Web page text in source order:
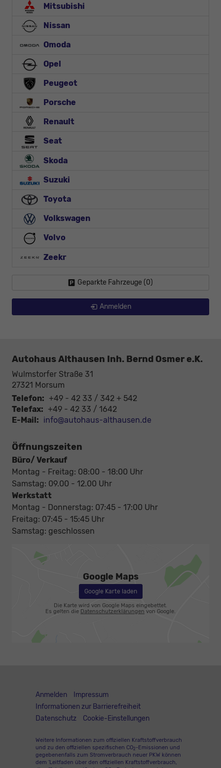
Mitsubishi
Nissan
Omoda
Opel
Peugeot
Porsche
Renault
Seat
Skoda
Suzuki
Toyota
Volkswagen
Volvo
Zeekr
Geparkte Fahrzeuge (0)
Anmelden
Autohaus Althausen Inh. Bernd Osmer e.K.
Wulmstorfer Straße 31
27321 Morsum
Telefon: +49 - 42 33 / 342 + 542
Telefax: +49 - 42 33 / 1642
E-Mail: info@autohaus-althausen.de
Öffnungszeiten
Büro/ Verkauf
Montag - Freitag: 08:00 - 18:00 Uhr
Samstag: 09.00 - 12.00 Uhr
Werkstatt
Montag - Donnerstag: 07:45 - 17:00 Uhr
Freitag: 07:45 - 15:45 Uhr
Samstag: geschlossen
Google Maps
Google Karte laden
Die Karte wird von Google Maps eingebettet.
Es gelten die Datenschutzerklärungen von Google.
Anmelden
Impressum
Informationen zur Barrierefreiheit
Datenschutz
Cookie-Einstellungen
Weitere Informationen zum offiziellen Kraftstoffverbrauch
und zu den offiziellen spezifischen CO2 -Emissionen und
gegebenenfalls zum Stromverbrauch neuer PKW können
dem 'Leitfaden über den offiziellen Kraftstoffverbrauch,